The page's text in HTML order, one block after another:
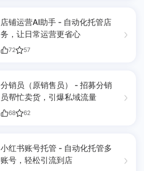
店铺运营AI助手 - 自动化托管店
务，让日常运营更省心
72 57
分销员（原销售员） - 招募分销
员帮忙卖货，引爆私域流量
68 62
小红书账号托管 - 自动化托管多
账号，轻松引流到店